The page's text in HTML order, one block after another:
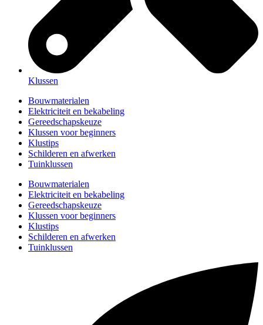
Klussen
Bouwmaterialen
Elektriciteit en bekabeling
Gereedschapskeuze
Klussen voor beginners
Klustips
Schilderen en afwerken
Tuinklussen
Bouwmaterialen
Elektriciteit en bekabeling
Gereedschapskeuze
Klussen voor beginners
Klustips
Schilderen en afwerken
Tuinklussen